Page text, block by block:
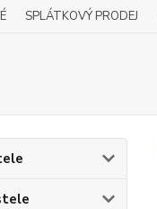
SPLÁTKOVÝ PRODEJ